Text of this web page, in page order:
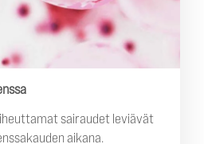
sairaudet leviävät
aikana.